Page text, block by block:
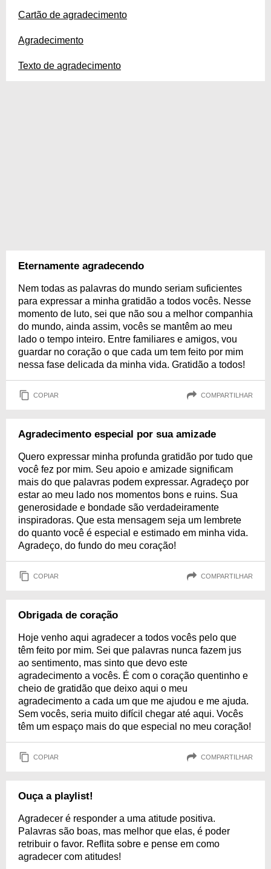
Cartão de agradecimento
Agradecimento
Texto de agradecimento
Eternamente agradecendo
Nem todas as palavras do mundo seriam suficientes
para expressar a minha gratidão a todos vocês. Nesse
momento de luto, sei que não sou a melhor companhia
do mundo, ainda assim, vocês se mantêm ao meu
lado o tempo inteiro. Entre familiares e amigos, vou
guardar no coração o que cada um tem feito por mim
nessa fase delicada da minha vida. Gratidão a todos!
COPIAR COMPARTILHAR
Agradecimento especial por sua amizade
Quero expressar minha profunda gratidão por tudo que
você fez por mim. Seu apoio e amizade significam
mais do que palavras podem expressar. Agradeço por
estar ao meu lado nos momentos bons e ruins. Sua
generosidade e bondade são verdadeiramente
inspiradoras. Que esta mensagem seja um lembrete
do quanto você é especial e estimado em minha vida.
Agradeço, do fundo do meu coração!
COPIAR COMPARTILHAR
Obrigada de coração
Hoje venho aqui agradecer a todos vocês pelo que
têm feito por mim. Sei que palavras nunca fazem jus
ao sentimento, mas sinto que devo este
agradecimento a vocês. É com o coração quentinho e
cheio de gratidão que deixo aqui o meu
agradecimento a cada um que me ajudou e me ajuda.
Sem vocês, seria muito difícil chegar até aqui. Vocês
têm um espaço mais do que especial no meu coração!
COPIAR COMPARTILHAR
Ouça a playlist!
Agradecer é responder a uma atitude positiva.
Palavras são boas, mas melhor que elas, é poder
retribuir o favor. Reflita sobre e pense em como
agradecer com atitudes!